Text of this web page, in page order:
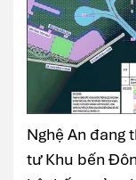
Nghệ An đang
tư Khu bến